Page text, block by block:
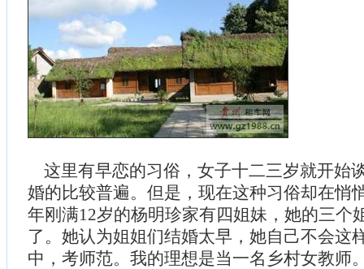
这里有早恋的习俗，女子十二三岁就开始
婚的比较普遍。但是，现在这种习俗却在
年刚满12岁的杨明珍家有四姐妹，她的三个
了。她认为姐姐们结婚太早，她自己不会这
中，考师范。我的理想是当一名乡村女教师